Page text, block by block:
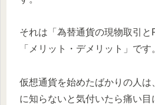
それは「為替通貨の現物取引
「メリット・デメリット」です
仮想通貨を始めたばかりの人は
に知らないと気付いたら痛い